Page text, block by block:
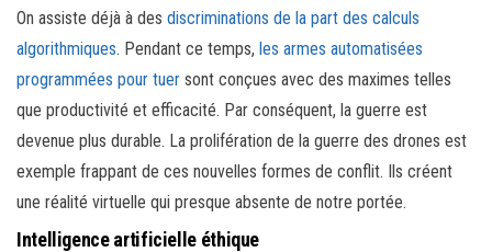
On assiste déjà à des discriminations de la part des calculs
algorithmiques. Pendant ce temps, les armes automatisées
programmées pour tuer sont conçues avec des maximes telles
que productivité et efficacité. Par conséquent, la guerre est
devenue plus durable. La prolifération de la guerre des drones est
exemple frappant de ces nouvelles formes de conflit. Ils créent
une réalité virtuelle qui presque absente de notre portée.
Intelligence artificielle éthique